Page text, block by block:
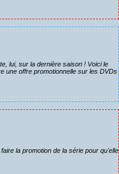
lui, sur la dernière saison ! Voici le
une offre promotionnelle sur les DVDs
la promotion de la série pour qu'elle